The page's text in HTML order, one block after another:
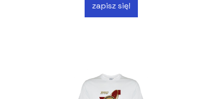
zapisz się!